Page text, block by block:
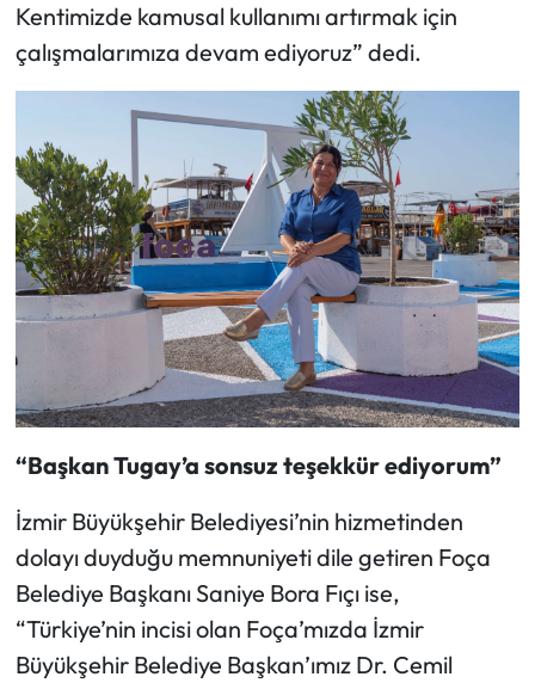
Kentimizde kamusal kullanımı artırmak için
çalışmalarımıza devam ediyoruz” dedi.
“Başkan Tugay’a sonsuz teşekkür ediyorum”
İzmir Büyükşehir Belediyesi’nin hizmetinden
dolayı duyduğu memnuniyeti dile getiren Foça
Belediye Başkanı Saniye Bora Fıçı ise,
“Türkiye’nin incisi olan Foça’mızda İzmir
Büyükşehir Belediye Başkan’ımız Dr. Cemil